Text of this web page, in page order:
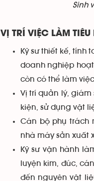
Sinh
VỊ TRÍ VIỆC LÀM TIÊU
Kỹ sư thiết kế,
doanh nghiệp
còn có thể làm
Vị trí quản lý,
kiện, sử dụng vật
Cán bộ phụ trách
nhà máy sản xuất
Kỹ sư vận hành
luyện kim, đúc,
đến nguyên vật